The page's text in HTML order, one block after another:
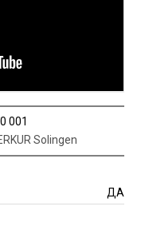
001
Solingen
ДА